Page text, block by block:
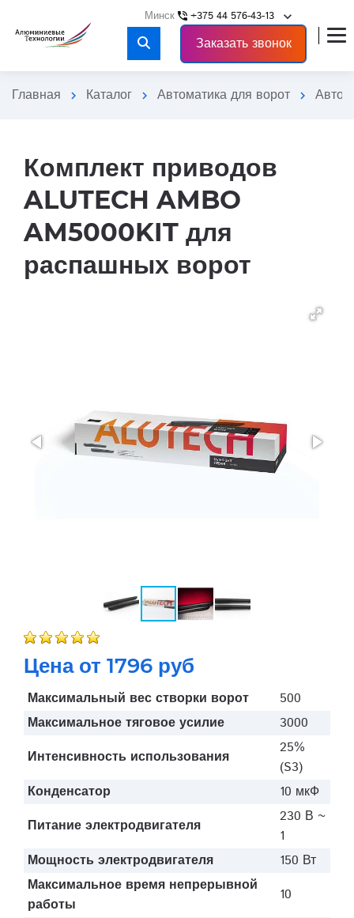
phone_in_talk +375 44 576-43-13 keyboard_arrow_down
Заказать звонок
Главная chevron_right Каталог chevron_right Автоматика для ворот chevron_right
Комплект приводов
ALUTECH AMBO
AM5000KIT для
распашных ворот
Цена от 1796 руб
Максимальный вес створки ворот
500
Максимальное тяговое усилие
3000
Интенсивность использования
25%
(S3)
Конденсатор
10 мкФ
Питание электродвигателя
230 В ~
1
Мощность электродвигателя
150 Вт
Максимальное время непрерывной
работы
10